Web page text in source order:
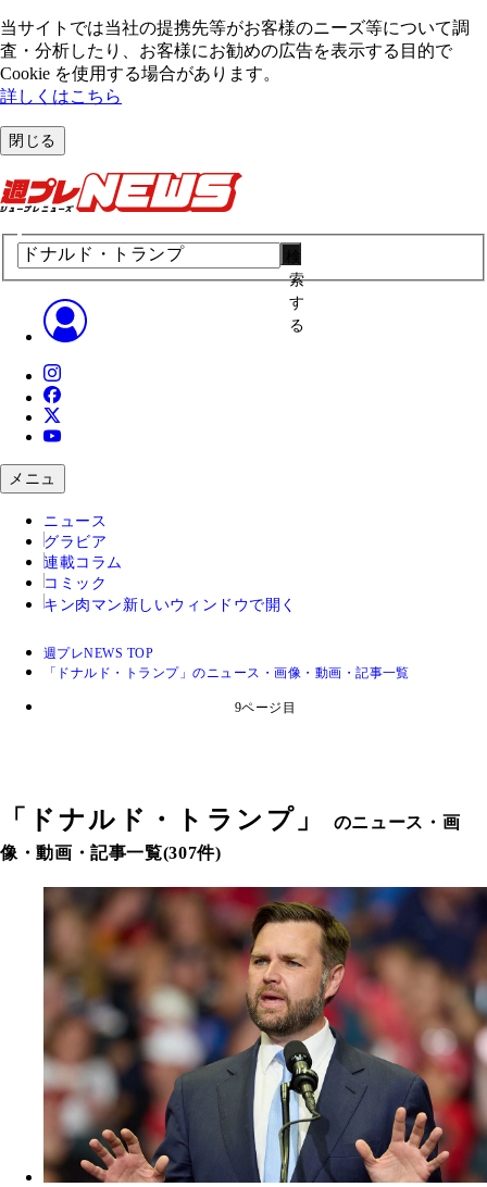
当サイトでは当社の提携先等がお客様のニーズ等について調
査・分析したり、お客様にお勧めの広告を表⽰する⽬的で
Cookie を使⽤する場合があります。
詳しくはこちら
閉じる
索
す
る
メニュ
ニュース
グラビア
連載コラム
コミック
キン肉マン 新しいウィンドウで開く
週プレNEWS TOP
「ドナルド・トランプ」のニュース・画像・動画・記事一覧
9ページ目
「 ドナルド・トランプ 」
のニュース・画
像・動画・記事一覧(307件)